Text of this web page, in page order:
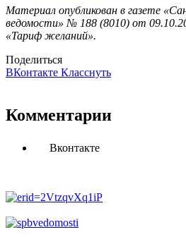
Материал опубликован в газете
ведомости» № 188 (8010) от
«Тариф желаний».
Поделиться
ВКонтакте Класснуть
Комментарии
Вконтакте